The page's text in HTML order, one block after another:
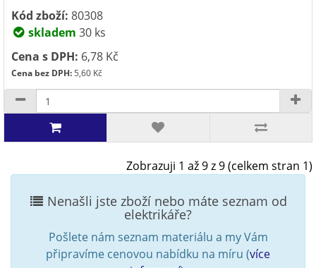
Kód zboží: 80308
skladem 30 ks
Cena s DPH: 6,78 Kč
Cena bez DPH:5,60 Kč
Zobrazuji 1 až 9 z 9 (celkem stran 1)
Nenašli jste zboží nebo máte seznam od
elektrikáře?
Pošlete nám seznam materiálu a my Vám
připravíme cenovou nabídku na míru (více